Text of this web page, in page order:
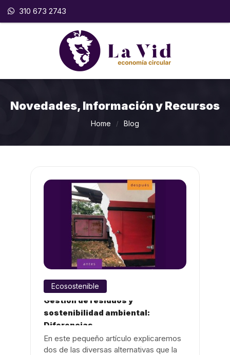
310 673 2743
Novedades, Información y Recursos
Home / Blog
Ecosostenible
Gestión de residuos y
sostenibilidad ambiental:
Diferencias ...
En este pequeño artículo explicaremos
dos de las diversas alternativas que la